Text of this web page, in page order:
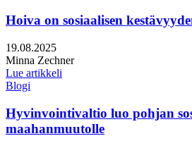
Hoiva on sosiaalisen
Julkaistu:
19.08.2025
Kirjoittajat:
Minna Zechner
Lue artikkeli
Blogi
Hyvinvointivaltio luo pohjan
maahanmuutolle